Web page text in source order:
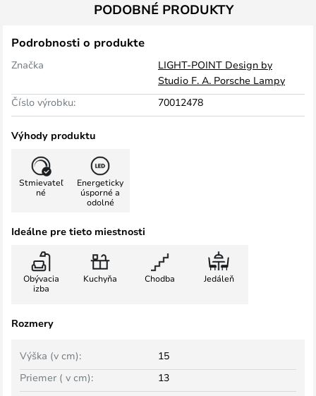
PODOBNÉ PRODUKTY
Podrobnosti o produkte
Značka
LIGHT-POINT Design by
Studio F. A. Porsche Lampy
Číslo výrobku:
70012478
Výhody produktu
Stmievateľ
né
Energeticky
úsporné a
odolné
Ideálne pre tieto miestnosti
Obývacia
izba
Kuchyňa Chodba Jedáleň
Rozmery
Výška (v cm):
15
Priemer ( v cm):
13